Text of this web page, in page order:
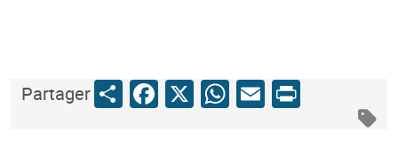
PartagerShareFacebook
X WhatsApp
Email
Print